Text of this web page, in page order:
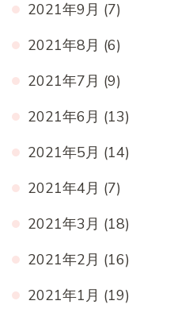
2021年9月 (7)
2021年8月 (6)
2021年7月 (9)
2021年6月 (13)
2021年5月 (14)
2021年4月 (7)
2021年3月 (18)
2021年2月 (16)
2021年1月 (19)